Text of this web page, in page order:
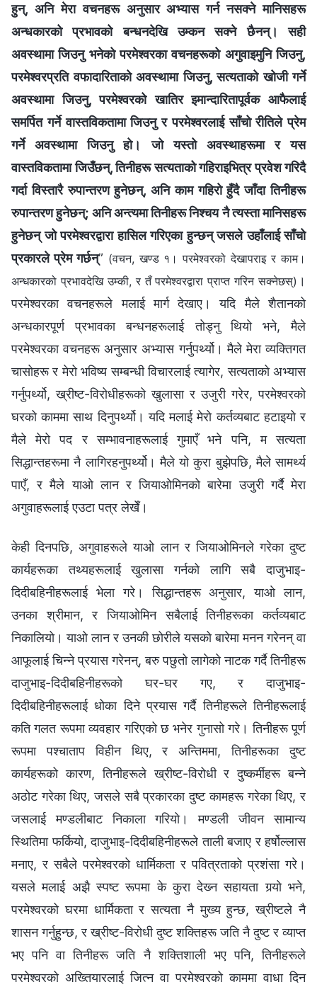
हुन्, अनि मेरा वचनहरू अनुसार अभ्यास गर्न नसक्ने मानिसहरू
अन्धकारको प्रभावको बन्धनदेखि उम्कन सक्ने छैनन्। सही
अवस्थामा जिउनु भनेको परमेश्‍वरका वचनहरूको अगुवाइमुनि जिउनु,
परमेश्‍वरप्रति वफादारिताको अवस्थामा जिउनु, सत्यताको खोजी गर्ने
अवस्थामा जिउनु, परमेश्‍वरको खातिर इमान्दारितापूर्वक आफैलाई
समर्पित गर्ने वास्तविकतामा जिउनु र परमेश्‍वरलाई साँचो रीतिले प्रेम
गर्ने अवस्थामा जिउनु हो। जो यस्तो अवस्थाहरूमा र यस
वास्तविकतामा जिउँछन्, तिनीहरू सत्यताको गहिराइभित्र प्रवेश गरिदै
गर्दा विस्तारै रुपान्तरण हुनेछन्, अनि काम गहिरो हुँदै जाँदा तिनीहरू
रुपान्तरण हुनेछन्; अनि अन्त्यमा तिनीहरू निश्चय नै त्यस्ता मानिसहरू
हुनेछन् जो परमेश्‍वरद्वारा हासिल गरिएका हुन्छन् जसले उहाँलाई साँचो
प्रकारले प्रेम गर्छन्” (वचन, खण्ड १। परमेश्‍वरको देखापराइ र काम।
अन्धकारको प्रभावदेखि उम्की, र तँ परमेश्‍वरद्वारा प्राप्त गरिन सक्नेछस्) ।
परमेश्‍वरका वचनहरूले मलाई मार्ग देखाए। यदि मैले शैतानको
अन्धकारपूर्ण प्रभावका बन्धनहरूलाई तोड्नु थियो भने, मैले
परमेश्‍वरका वचनहरू अनुसार अभ्यास गर्नुपर्थ्यो। मैले मेरा व्यक्तिगत
चासोहरू र मेरो भविष्य सम्‍बन्धी विचारलाई त्यागेर, सत्यताको अभ्यास
गर्नुपर्थ्यो, ख्रीष्ट-विरोधीहरूको खुलासा र उजुरी गरेर, परमेश्‍वरको
घरको काममा साथ दिनुपर्थ्यो। यदि मलाई मेरो कर्तव्यबाट हटाइयो र
मैले मेरो पद र सम्‍भावनाहरूलाई गुमाएँ भने पनि, म सत्यता
सिद्धान्तहरूमा नै लागिरहनुपर्थ्यो। मैले यो कुरा बुझेपछि, मैले सामर्थ्य
पाएँ, र मैले याओ लान र जियाओमिनको बारेमा उजुरी गर्दै मेरा
अगुवाहरूलाई एउटा पत्र लेखेँ।
केही दिनपछि, अगुवाहरूले याओ लान र जियाओमिनले गरेका दुष्ट
कार्यहरूका तथ्यहरूलाई खुलासा गर्नको लागि सबै दाजुभाइ-
दिदीबहिनीहरूलाई भेला गरे। सिद्धान्तहरू अनुसार, याओ लान,
उनका श्रीमान, र जियाओमिन सबैलाई तिनीहरूका कर्तव्यबाट
निकालियो। याओ लान र उनकी छोरीले यसको बारेमा मनन गरेनन् वा
आफूलाई चिन्‍ने प्रयास गरेनन्, बरु पछुतो लागेको नाटक गर्दै तिनीहरू
दाजुभाइ-दिदीबहिनीहरूको घर-घर गए, र दाजुभाइ-
दिदीबहिनीहरूलाई धोका दिने प्रयास गर्दै तिनीहरूले तिनीहरूलाई
कति गलत रूपमा व्यवहार गरिएको छ भनेर गुनासो गरे। तिनीहरू पूर्ण
रूपमा पश्‍चाताप विहीन थिए, र अन्तिममा, तिनीहरूका दुष्ट
कार्यहरूको कारण, तिनीहरूले ख्रीष्ट-विरोधी र दुष्कर्मीहरू बन्‍ने
अठोट गरेका थिए, जसले सबै प्रकारका दुष्ट कामहरू गरेका थिए, र
जसलाई मण्डलीबाट निकाला गरियो। मण्डली जीवन सामान्य
स्थितिमा फर्कियो, दाजुभाइ-दिदीबहिनीहरूले ताली बजाए र हर्षोल्‍लास
मनाए, र सबैले परमेश्‍वरको धार्मिकता र पवित्रताको प्रशंसा गरे।
यसले मलाई अझै स्पष्ट रूपमा के कुरा देख्‍न सहायता गर्‍यो भने,
परमेश्‍वरको घरमा धार्मिकता र सत्यता नै मुख्य हुन्छ, ख्रीष्‍टले नै
शासन गर्नुहुन्छ, र ख्रीष्ट-विरोधी दुष्ट शक्तिहरू जति नै दुष्ट र व्याप्त
भए पनि वा तिनीहरू जति नै शक्तिशाली भए पनि, तिनीहरूले
परमेश्‍वरको अख्तियारलाई जित्‍न वा परमेश्‍वरको काममा वाधा दिन